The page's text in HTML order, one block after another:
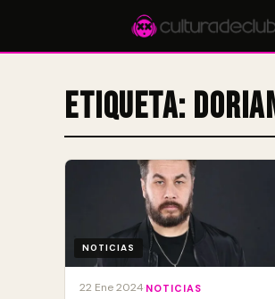
Accesos rápidos:
Etiqueta:
NOTICIAS
22 Ene 2024 NOTICIAS